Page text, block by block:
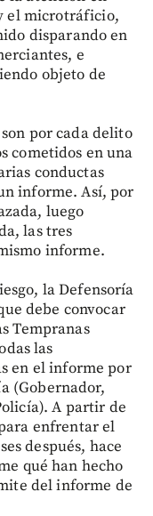
el microtráficio,
disparando en
e
objeto de
por cada delito
cometidos en una
conductas
informe. Así, por
luego
las tres
informe.
la Defensoría
debe convocar
Tempranas
las
en el informe por
(Gobernador,
A partir de
enfrentar el
después, hace
qué han hecho
del informe de